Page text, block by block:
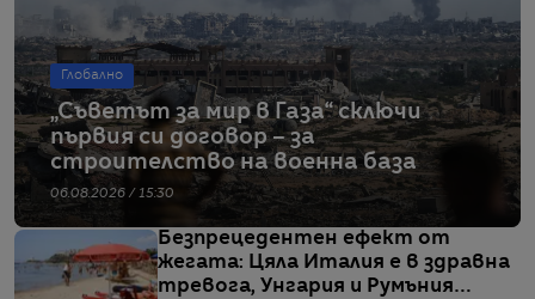
Глобално
„Съветът за мир в Газа“ сключи
първия си договор – за
строителство на военна база
06.08.2026 / 15:30
Безпрецедентен ефект от
жегата: Цяла Италия е в здравна
тревога, Унгария и Румъния